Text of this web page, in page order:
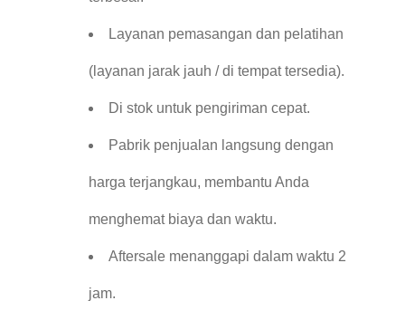
Layanan pemasangan dan pelatihan
(layanan jarak jauh / di tempat tersedia).
Di stok untuk pengiriman cepat.
Pabrik penjualan langsung dengan
harga terjangkau, membantu Anda
menghemat biaya dan waktu.
Aftersale menanggapi dalam waktu 2
jam.